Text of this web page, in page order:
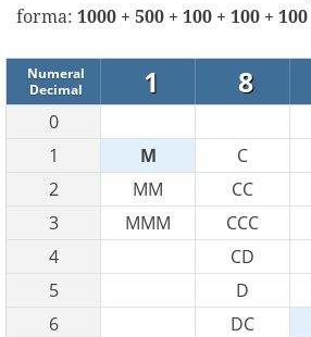
forma: 1000 + 500 + 100 + 100 +
Numeral
Decimal
1 8
0
1
M C
2
MM CC
3
MMM CCC
4
CD
5
D
6
DC